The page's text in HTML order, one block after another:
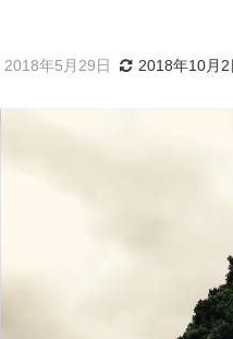
2018年5月29日 2018年10月2